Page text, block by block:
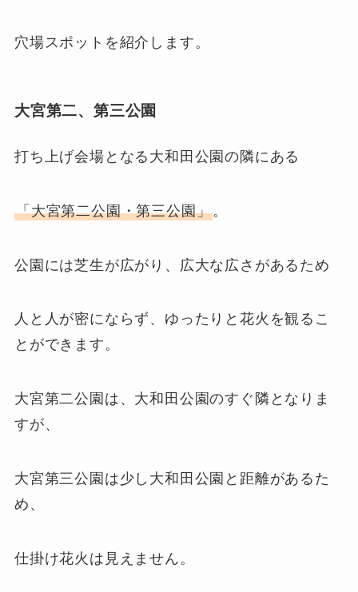
穴場スポットを紹介します。
大宮第二、第三公園
打ち上げ会場となる大和田公園の隣にある
「大宮第二公園・第三公園」。
公園には芝生が広がり、広大な広さがあるため
人と人が密にならず、ゆったりと花火を観るこ
とができます。
大宮第二公園は、大和田公園のすぐ隣となりま
すが、
大宮第三公園は少し大和田公園と距離があるた
め、
仕掛け花火は見えません。